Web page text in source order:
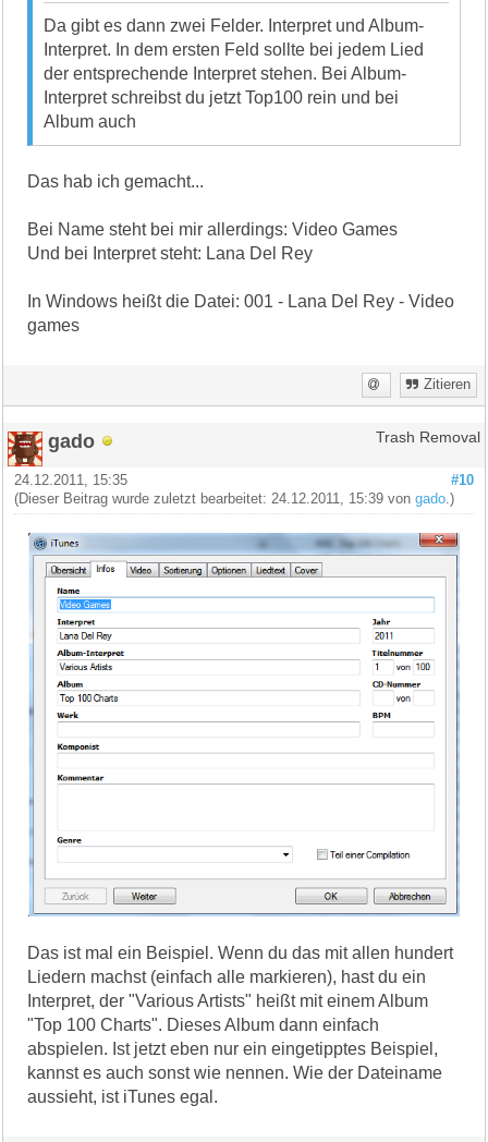
Da gibt es dann zwei Felder. Interpret und Album-
Interpret. In dem ersten Feld sollte bei jedem Lied
der entsprechende Interpret stehen. Bei Album-
Interpret schreibst du jetzt Top100 rein und bei
Album auch
Das hab ich gemacht...
Bei Name steht bei mir allerdings: Video Games
Und bei Interpret steht: Lana Del Rey
In Windows heißt die Datei: 001 - Lana Del Rey - Video
games
Zitieren
gado Trash Removal
#10
24.12.2011, 15:35
(Dieser Beitrag wurde zuletzt bearbeitet: 24.12.2011, 15:39 vongado .)
Das ist mal ein Beispiel. Wenn du das mit allen hundert
Liedern machst (einfach alle markieren), hast du ein
Interpret, der "Various Artists" heißt mit einem Album
"Top 100 Charts". Dieses Album dann einfach
abspielen. Ist jetzt eben nur ein eingetipptes Beispiel,
kannst es auch sonst wie nennen. Wie der Dateiname
aussieht, ist iTunes egal.